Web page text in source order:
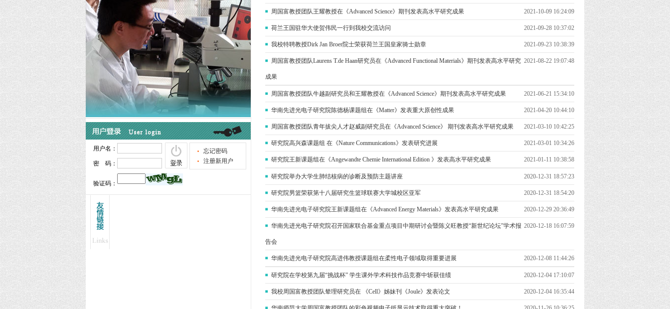
2021-10-09 16:24:09
周国富教授团队王耀教授在《Advanced Science》期刊发表高水平研究成果
2021-09-28 10:37:02
荷兰王国驻华大使贺伟民一行到我校交流访问
2021-09-23 10:38:39
我校特聘教授Dirk Jan Broer院士荣获荷兰王国皇家骑士勋章
2021-08-22 19:07:48
周国富教授团队Laurens T.de Haan研究员在《Advanced Functional Materials》期刊发表高水平研究
成果
2021-06-21 15:34:10
周国富教授团队牛越副研究员和王耀教授在《Advanced Science》期刊发表高水平研究成果
2021-04-20 10:44:10
华南先进光电子研究院陈德杨课题组在《Matter》发表重大原创性成果
2021-03-10 10:42:25
周国富教授团队青年拔尖人才赵威副研究员在《Advanced Science》 期刊发表高水平研究成果
2021-03-01 10:34:26
研究院高兴森课题组 在《Nature Communications》发表研究进展
2021-01-11 10:38:58
研究院王新课题组在《Angewandte Chemie International Edition 》发表高水平研究成果
2020-12-31 18:57:23
研究院举办大学生肺结核病的诊断及预防主题讲座
2020-12-31 18:54:20
研究院男篮荣获第十八届研究生篮球联赛大学城校区亚军
2020-12-29 20:36:49
华南先进光电子研究院王新课题组在《Advanced Energy Materials》发表高水平研究成果
2020-12-18 16:07:59
华南先进光电子研究院召开国家联合基金重点项目中期研讨会暨陈义旺教授“新世纪论坛”学术报
告会
2020-12-08 11:44:26
华南先进光电子研究院高进伟教授课题组在柔性电子领域取得重要进展
2020-12-04 17:10:07
研究院在学校第九届“挑战杯” 学生课外学术科技作品竞赛中斩获佳绩
2020-12-04 16:35:44
我校周国富教授团队辇理研究员在 《Cell》姊妹刊《Joule》发表论文